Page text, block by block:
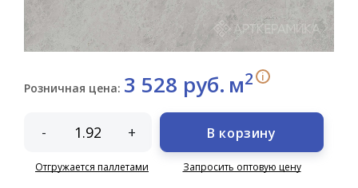
Розничная цена: 3 528 руб. м2 i
- +
Отгружается паллетами
В корзину
Запросить оптовую цену